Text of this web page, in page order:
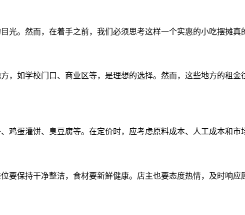
光。然而，在着手之前，我们必须思考这样一个实惠的小吃摆摊
，如学校门口、商业区等，是理想的选择。然而，这些地方的租
鸡蛋灌饼、臭豆腐等。在定价时，应考虑原料成本、人工成本和
要保持干净整洁，食材要新鮮健康。店主也要态度热情，及时响